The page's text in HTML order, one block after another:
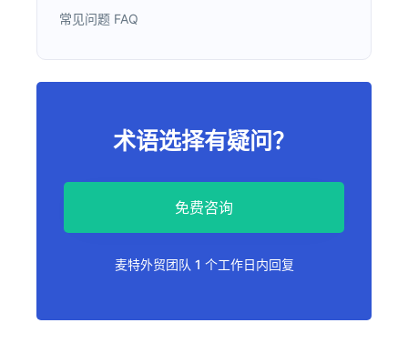
常见问题 FAQ
术语选择有疑问？
免费咨询
麦特外贸团队 1 个工作日内回复